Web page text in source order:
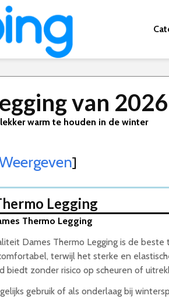
van 2026
warm te houden in de winter
]
Legging
Thermo Legging
Dames Thermo Legging is de
terwijl het sterke en
biedt zonder risico op scheuren of
gebruik of als onderlaag bij